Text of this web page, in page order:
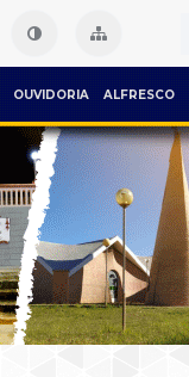
OUVIDORIA ALFRESCO